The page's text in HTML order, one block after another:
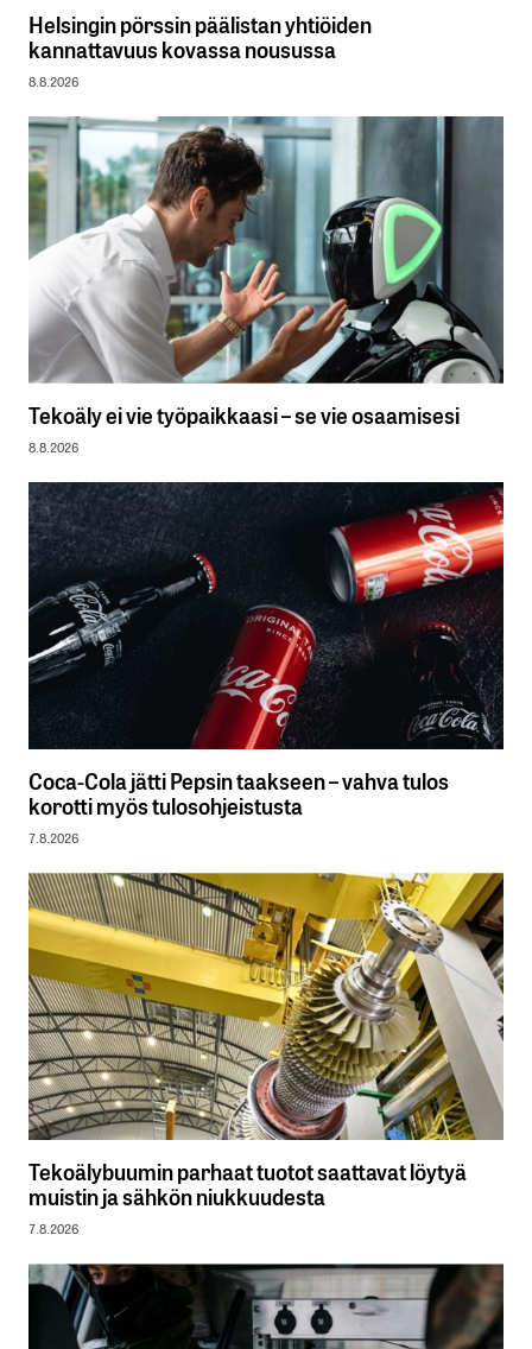
Helsingin pörssin päälistan yhtiöiden
kannattavuus kovassa nousussa
8.8.2026
Tekoäly ei vie työpaikkaasi – se vie osaamisesi
8.8.2026
Coca-Cola jätti Pepsin taakseen – vahva tulos
korotti myös tulosohjeistusta
7.8.2026
Tekoälybuumin parhaat tuotot saattavat löytyä
muistin ja sähkön niukkuudesta
7.8.2026